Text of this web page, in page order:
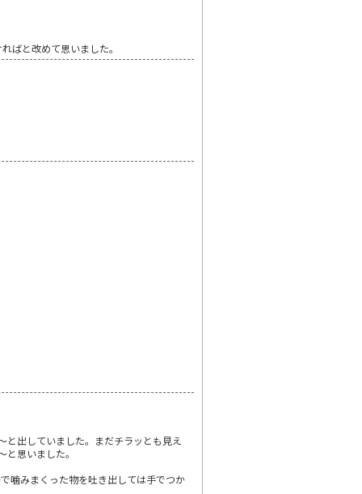
ばと改めて思いました。
出していました。まだチラッとも見え
思いました。
噛みまくった物を吐き出しては手でつか